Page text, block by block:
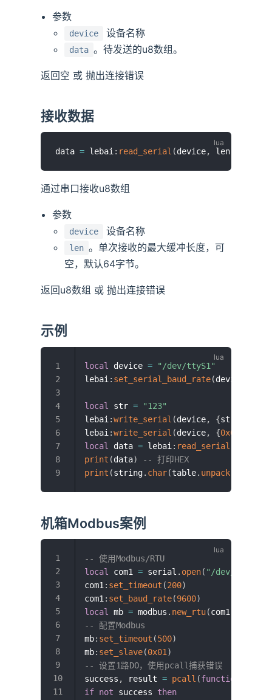
参数
device 设备名称
data 。待发送的u8数组。
返回空 或 抛出连接错误
接收数据
data = lebai: read_serial (device, len
通过串口接收u8数组
参数
device 设备名称
len 。单次接收的最大缓冲长度，可
空，默认64字节。
返回u8数组 或 抛出连接错误
示例
local device =
"/dev/ttyS1"
lebai: set_serial_baud_rate(device
local str =
"123"
lebai:write_serial (device, {string
lebai:write_serial (device, {0x01
local data = lebai: read_serial
print (data)
-- 打印HEX
print (string. char(table. unpack
机箱Modbus案例
-- 使用Modbus/RTU
local
com1 = serial . open( "/dev/ttyS1"
com1 : set_timeout (200)
com1 : set_baud_rate(9600)
local
mb = modbus . new_rtu(com1
-- 配置Modbus
mb: set_timeout (500)
mb: set_slave(0x01 )
-- 设置1路DO，使用pcall捕获错误
success , result = pcall (function
if not success then